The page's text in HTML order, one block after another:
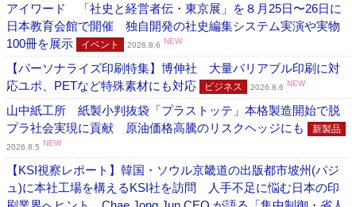
アイワード 「社史と経営者伝・東京展」を８月25日〜26日に
日本教育会館で開催 独自開発の社史編集システム実演や実物
100冊を展示
イベント 2026.8.6 NEW
【パーソナライズ印刷特集】博伸社 大量バリアブル印刷に対
応ユポ、PETなど特殊素材にも対応
ビジネス 2026.8.6 NEW
山中紙工所 紙製小判抜袋「プラストッテ」本格製造開始で脱
プラ社会実現に貢献 原油価格高騰のリスクヘッジにも
新製品
2026.8.5 NEW
【KSI視察レポート】韓国・ソウル京畿道の出版都市坡州(パジ
ュ)に本社工場を構えるKSI社を訪問 人手不足に悩む日本の印